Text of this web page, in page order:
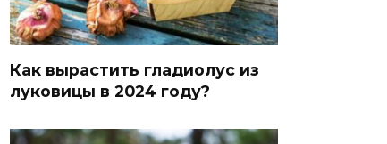
Как вырастить гладиолус из
луковицы в 2024 году?